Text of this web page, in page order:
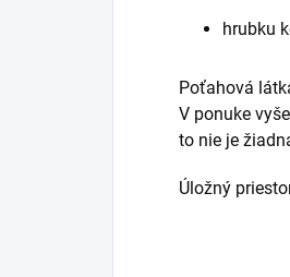
hrubku
Poťahová
V ponuke
to nie je
Úložný